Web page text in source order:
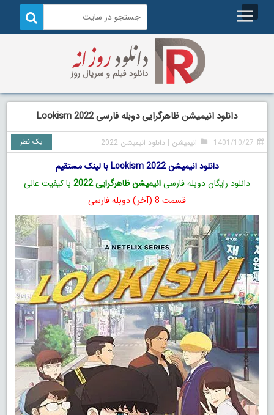
دانلود انیمیشن ظاهرگرایی دوبله فارسی Lookism 2022
1401/10/27 انیمیشن | دانلود انیمیشن 2022 یک نظر
دانلود انیمیشن Lookism 2022 با لینک مستقیم
دانلود رایگان دوبله فارسیانیمیشن ظاهرگرایی 2022
با کیفیت عالی
قسمت 8 (آخر) دوبله فارسی